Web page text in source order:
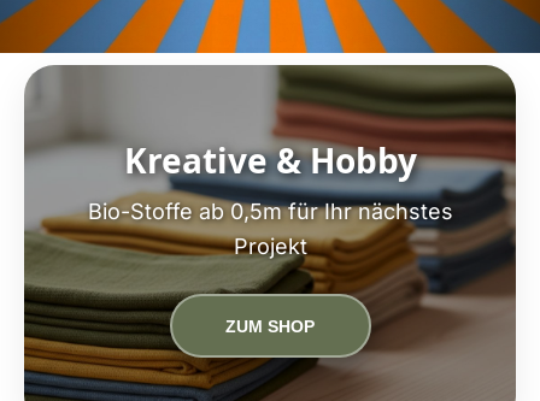
Kreative & Hobby
Bio-Stoffe ab 0,5m für Ihr nächstes
Projekt
ZUM SHOP